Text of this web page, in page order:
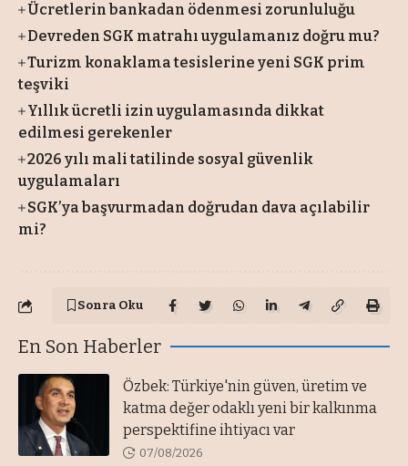
Ücretlerin bankadan ödenmesi zorunluluğu
Devreden SGK matrahı uygulamanız doğru mu?
Turizm konaklama tesislerine yeni SGK prim
teşviki
Yıllık ücretli izin uygulamasında dikkat
edilmesi gerekenler
2026 yılı mali tatilinde sosyal güvenlik
uygulamaları
SGK’ya başvurmadan doğrudan dava açılabilir
mi?
Sonra Oku
En Son Haberler
Özbek: Türkiye'nin güven, üretim ve
katma değer odaklı yeni bir kalkınma
perspektifine ihtiyacı var
07/08/2026